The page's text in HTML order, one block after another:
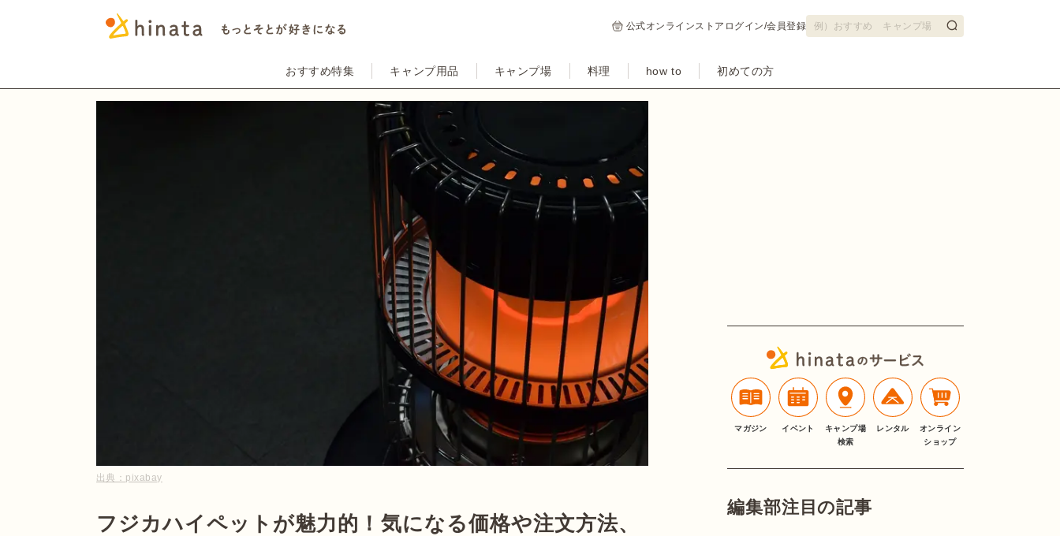
公式オンラインストア ログイン/会員登録
おすすめ特集 キャンプ用品 キャンプ場 料理 how to 初めての方
出典： pixabay
フジカハイペットが魅力的！気になる価格や注文方法、
マガジン イベント
キャンプ場
検索
レンタル
オンライン
ショップ
編集部注目の記事